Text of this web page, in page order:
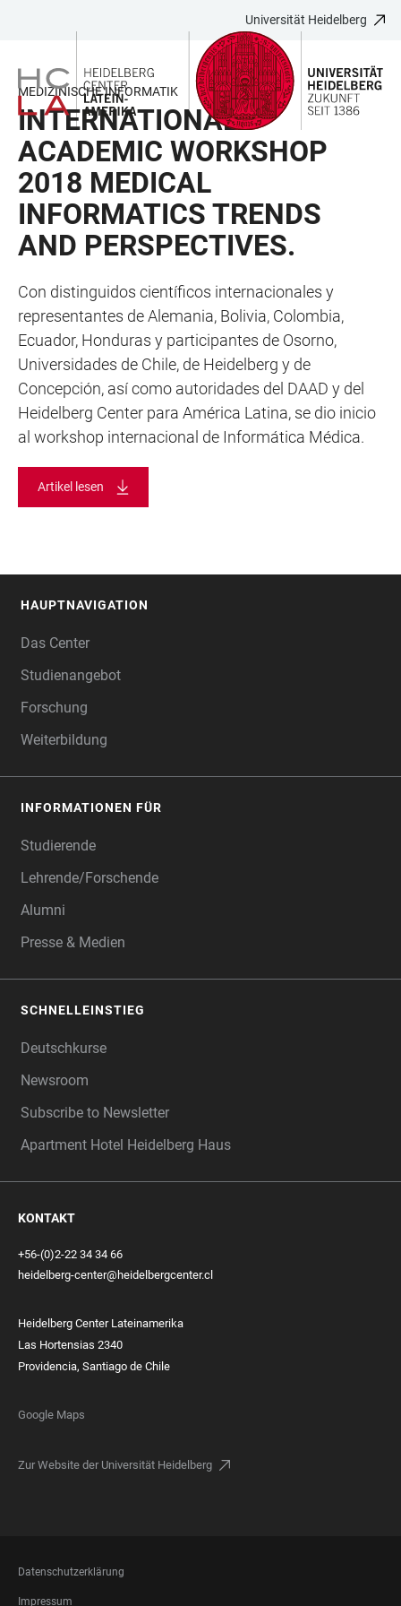
ZUR
BARRIEREFREIHEIT
Universität Heidelberg
MEDIZINISCHE INFORMATIK
INTERNATIONAL
ACADEMIC WORKSHOP
2018 MEDICAL
INFORMATICS TRENDS
AND PERSPECTIVES.
Con distinguidos científicos internacionales y
representantes de Alemania, Bolivia, Colombia,
Ecuador, Honduras y participantes de Osorno,
Universidades de Chile, de Heidelberg y de
Concepción, así como autoridades del DAAD y del
Heidelberg Center para América Latina, se dio inicio
al workshop internacional de Informática Médica.
Artikel lesen
HAUPTNAVIGATION
Das Center
Studienangebot
Forschung
Weiterbildung
INFORMATIONEN FÜR
Studierende
Lehrende/Forschende
Alumni
Presse & Medien
SCHNELLEINSTIEG
Deutschkurse
Newsroom
Subscribe to Newsletter
Apartment Hotel Heidelberg Haus
KONTAKT
+56-(0)2-22 34 34 66
heidelberg-center@heidelbergcenter.cl
Heidelberg Center Lateinamerika
Las Hortensias 2340
Providencia, Santiago de Chile
Google Maps
Zur Website der Universität Heidelberg
FOOTER
LEGAL
Datenschutzerklärung
Impressum